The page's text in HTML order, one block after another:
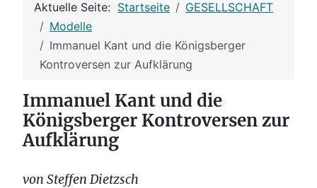
Aktuelle Seite: Startseite
GESELLSCHAFT
Modelle
Immanuel Kant und die Königsberger
Kontroversen zur Aufklärung
Immanuel Kant und die
Königsberger Kontroversen zur
Aufklärung
von Steffen Dietzsch